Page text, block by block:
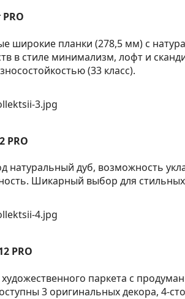
PRO
широкие планки (278,5 мм) с
в стиле минимализм, лофт и
(33 класс).
PRO
натуральный дуб, возможность
Шикарный выбор для
PRO
паркета с
3 оригинальных декора, 4-